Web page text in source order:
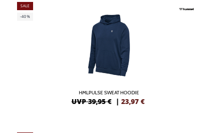
SALE
-40%
HMLPULSE SWEAT HOODIE
UVP 39,95 € | 23,97 €